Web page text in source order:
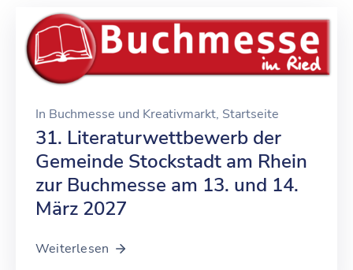
EINRICHTUNGEN
NAHERHOLUNG
FREIZEITEINRICHTUNGEN
VEREINE
In Buchmesse und Kreativmarkt‚ Startseite
31. Literaturwettbewerb der
Gemeinde Stockstadt am Rhein
zur Buchmesse am 13. und 14.
März 2027
Weiterlesen